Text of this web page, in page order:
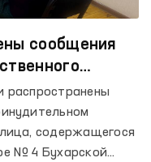
сообщения
распространены
содержащегося
№ 4 Бухарской